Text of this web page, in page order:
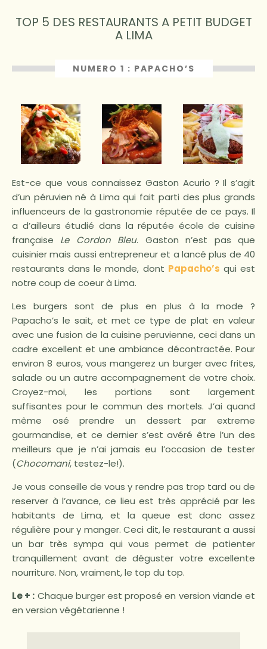
TOP 5 DES RESTAURANTS A PETIT BUDGET
A LIMA
NUMERO 1 : PAPACHO’S
Est-ce que vous connaissez Gaston Acurio ? Il s’agit
d’un péruvien né à Lima qui fait parti des plus grands
influenceurs de la gastronomie réputée de ce pays. Il
a d’ailleurs étudié dans la réputée école de cuisine
française Le Cordon Bleu. Gaston n’est pas que
cuisinier mais aussi entrepreneur et a lancé plus de 40
restaurants dans le monde, dont Papacho’s qui est
notre coup de coeur à Lima.
Les burgers sont de plus en plus à la mode ?
Papacho’s le sait, et met ce type de plat en valeur
avec une fusion de la cuisine peruvienne, ceci dans un
cadre excellent et une ambiance décontractée. Pour
environ 8 euros, vous mangerez un burger avec frites,
salade ou un autre accompagnement de votre choix.
Croyez-moi, les portions sont largement
suffisantes pour le commun des mortels. J’ai quand
même osé prendre un dessert par extreme
gourmandise, et ce dernier s’est avéré être l’un des
meilleurs que je n’ai jamais eu l’occasion de tester
(Chocomani, testez-le!).
Je vous conseille de vous y rendre pas trop tard ou de
reserver à l’avance, ce lieu est très apprécié par les
habitants de Lima, et la queue est donc assez
régulière pour y manger. Ceci dit, le restaurant a aussi
un bar très sympa qui vous permet de patienter
tranquillement avant de déguster votre excellente
nourriture. Non, vraiment, le top du top.
Le + : Chaque burger est proposé en version viande et
en version végétarienne !